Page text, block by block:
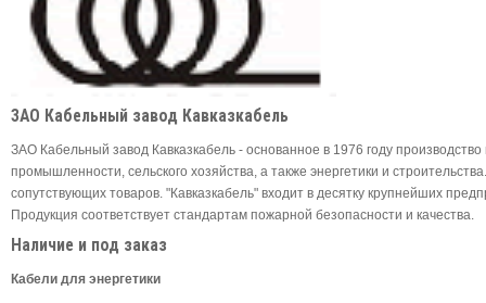
ЗАО Кабельный завод Кавказкабель
ЗАО Кабельный завод Кавказкабель - основанное в 1976 году
промышленности, сельского хозяйства, а также энергетики и
сопутствующих товаров. "Кавказкабель" входит в десятку крупнейших
Продукция соответствует стандартам пожарной безопасности и качества.
Наличие и под заказ
Кабели для энергетики